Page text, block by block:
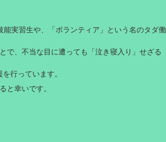
実習生や、「ボランティア」という名のタダ働
で、不当な目に遭っても「泣き寝入り」せざる
行っています。
と幸いです。